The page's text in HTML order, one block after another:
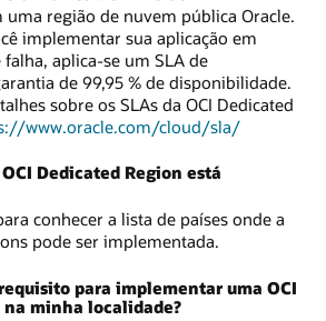
região de nuvem pública Oracle.
implementar sua aplicação em
aplica-se um SLA de
de 99,95 % de disponibilidade.
sobre os SLAs da OCI Dedicated
www.oracle.com/cloud/sla/
Dedicated Region está
conhecer a lista de países onde a
pode ser implementada.
para implementar uma OCI
minha localidade?